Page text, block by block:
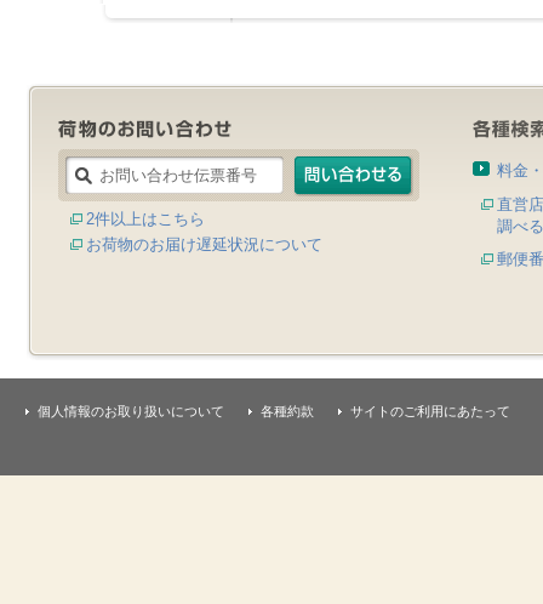
2件以上はこちら
お荷物のお届け遅延状況について
料金
直営
調べる
郵便
個人情報のお取り扱いについて 各種約款 サイトのご利用にあたって